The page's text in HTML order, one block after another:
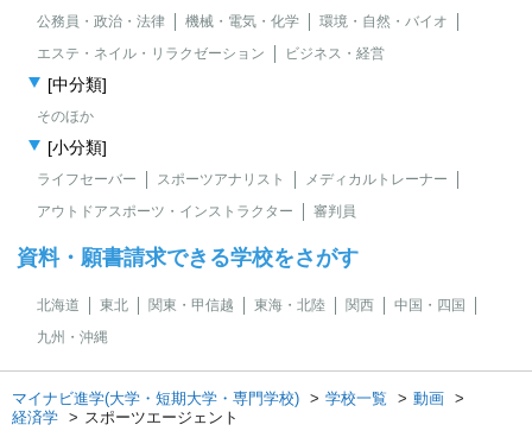
公務員・政治・法律 機械・電気・化学
環境・自然・バイオ
エステ・ネイル・リラクゼーション
ビジネス・経営
[中分類]
そのほか
[小分類]
ライフセーバー スポーツアナリスト
メディカルトレーナー
アウトドアスポーツ・インストラクター
審判員
資料・願書請求できる学校をさがす
北海道 東北 関東・甲信越 東海・北陸 関西
中国・四国
九州・沖縄
マイナビ進学(大学・短期大学・専門学校) 学校一覧
動画
経済学
スポーツエージェント